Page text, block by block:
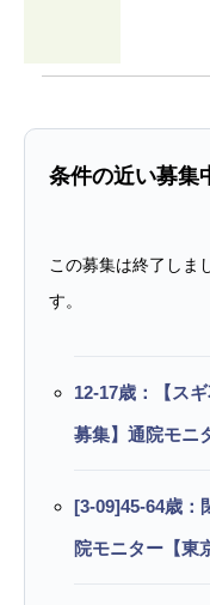
条件の近い募集
この募集は終了しま
す。
12-17歳：【ス
募集】通院モニ
[3-09]45-64歳：
院モニター【東